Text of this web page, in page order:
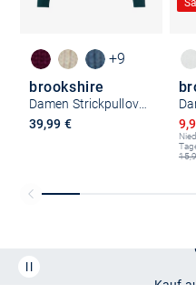
+9
brookshire
Damen Strickpullover
39,99 €
Kauf